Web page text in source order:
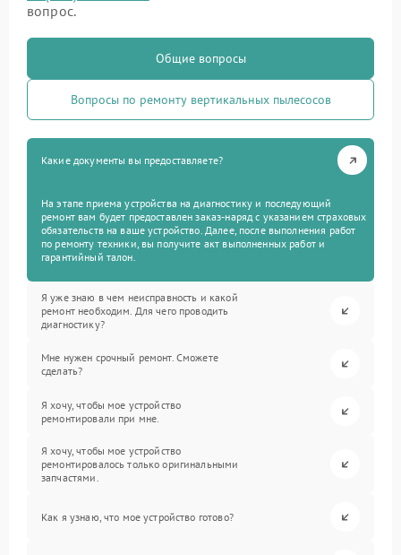
вопрос.
Общие вопросы
Вопросы по ремонту вертикальных пылесосов
Какие документы вы предоставляете?
На этапе приема устройства на диагностику и последующий
ремонт вам будет предоставлен заказ-наряд с указанием страховых
обязательств на ваше устройство. Далее, после выполнения работ
по ремонту техники, вы получите акт выполненных работ и
гарантийный талон.
Я уже знаю в чем неисправность и какой
ремонт необходим. Для чего проводить
диагностику?
Мне нужен срочный ремонт. Сможете
сделать?
Я хочу, чтобы мое устройство
ремонтировали при мне.
Я хочу, чтобы мое устройство
ремонтировалось только оригинальными
запчастями.
Как я узнаю, что мое устройство готово?